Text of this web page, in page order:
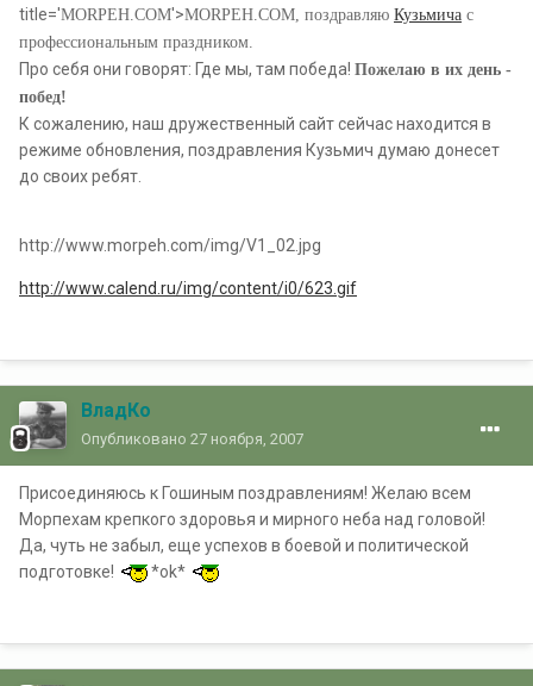
title='MORPEH.COM'>MORPEH.COM, поздравляю Кузьмича с
профессиональным праздником.
Про себя они говорят: Где мы, там победа! Пожелаю в их день -
побед!
К сожалению, наш дружественный сайт сейчас находится в
режиме обновления, поздравления Кузьмич думаю донесет
до своих ребят.
http://www.morpeh.com/img/V1_02.jpg
http://www.calend.ru/img/content/i0/623.gif
ВладКо
Опубликовано 27 ноября, 2007
Присоединяюсь к Гошиным поздравлениям! Желаю всем
Морпехам крепкого здоровья и мирного неба над головой!
Да, чуть не забыл, еще успехов в боевой и политической
подготовке!
*ok*